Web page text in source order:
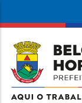
conteúdo
principal
da
de